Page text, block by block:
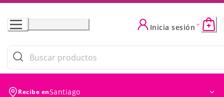
Skip
Content
Inicia sesión
Recibe enSantiago